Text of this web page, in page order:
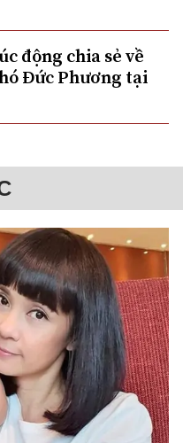
động chia sẻ về
Đức Phương tại